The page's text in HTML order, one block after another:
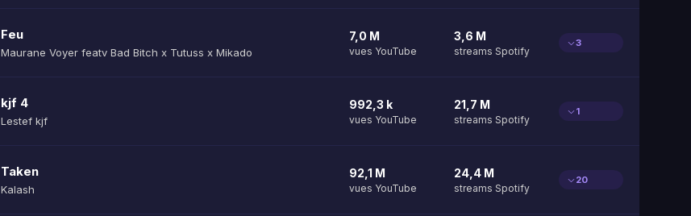
Feu
Maurane Voyer featv Bad Bitch x Tutuss x Mikado
7,0 M
vues YouTube
3,6 M
streams Spotify
3
kjf 4
Lestef kjf
992,3 k
vues YouTube
21,7 M
streams Spotify
1
Taken
Kalash
92,1 M
vues YouTube
24,4 M
streams Spotify
20